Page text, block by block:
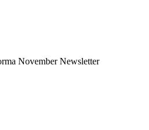
November Newsletter